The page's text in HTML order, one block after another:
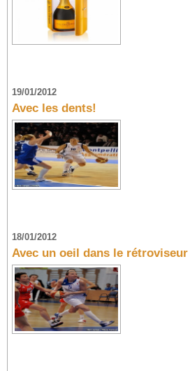
19/01/2012
Avec les dents!
18/01/2012
Avec un oeil dans le